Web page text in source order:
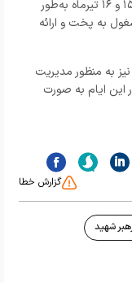
شجاعیان گفت: تعطیلی نانوایان قم در روزهای ۱۵ و ۱۶ تیرماه به‌طور
به پخت و ارائه
به منظور مدیریت
این ایام به صورت
گزارش خطا
شهید